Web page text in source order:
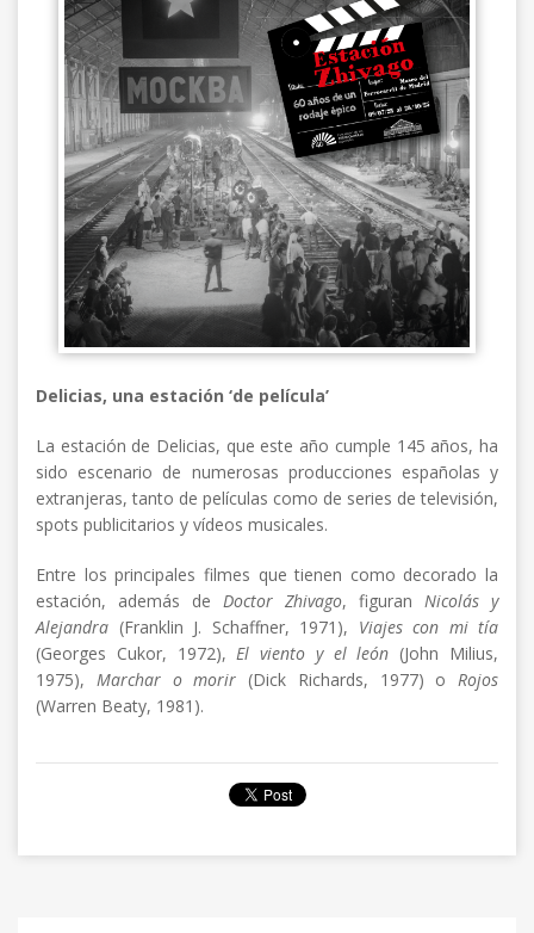
Delicias, una estación ‘de película’
La estación de Delicias, que este año cumple 145 años, ha
sido escenario de numerosas producciones españolas y
extranjeras, tanto de películas como de series de televisión,
spots publicitarios y vídeos musicales.
Entre los principales filmes que tienen como decorado la
estación, además de Doctor Zhivago, figuran Nicolás y
Alejandra (Franklin J. Schaffner, 1971), Viajes con mi tía
(Georges Cukor, 1972), El viento y el león (John Milius,
1975), Marchar o morir (Dick Richards, 1977) o Rojos
(Warren Beaty, 1981).